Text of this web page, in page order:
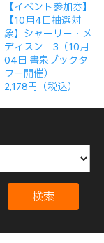
【イベント参加券】
【10月4日抽選対
象】シャーリー・メ
ディスン 3（10月
04日 書泉ブックタ
ワー開催）
2,178円（税込）
検索